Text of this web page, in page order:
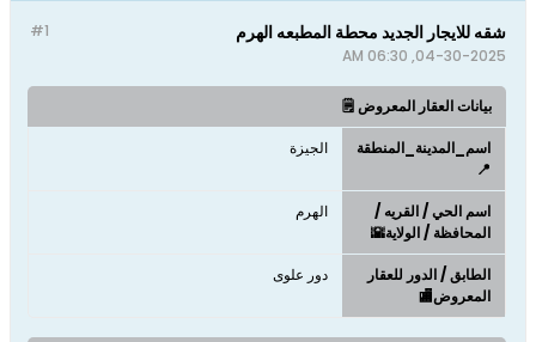
#1 شقه للايجار الجديد محطة المطبعه الهرم
04-30-2025, 06:30 AM
بيانات العقار المعروض 🗒️
اسم_المدينة_المنطقة
📍
الجيزة
اسم الحي / القريه /
المحافظة / الولاية🌇
الهرم
الطابق / الدور للعقار
المعروض🏬
دور علوى